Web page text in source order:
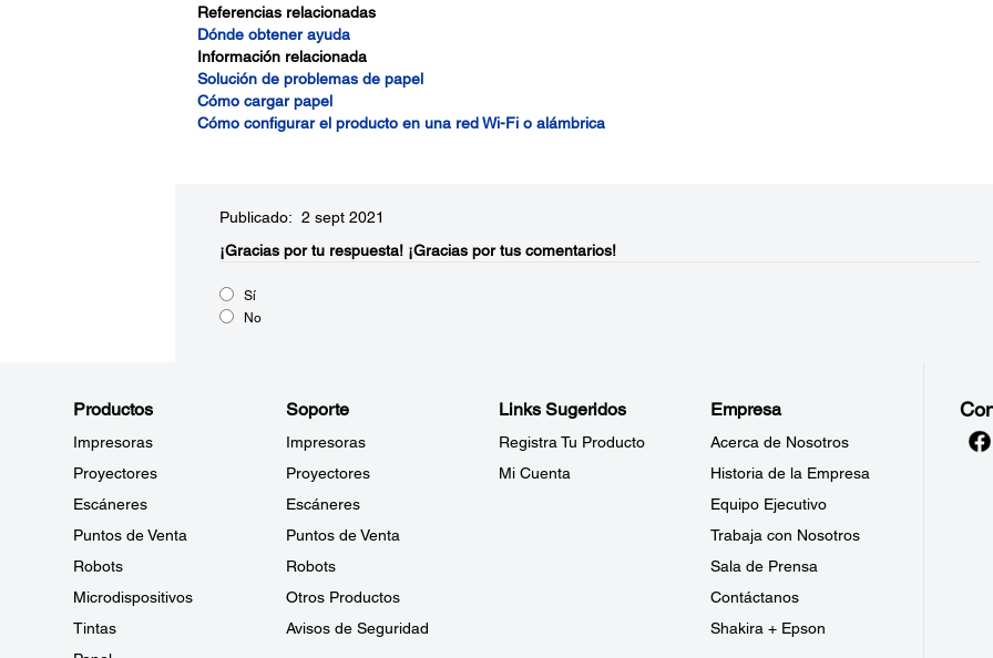
Referencias relacionadas
Dónde obtener ayuda
Información relacionada
Solución de problemas de papel
Cómo cargar papel
Cómo configurar el producto en una red Wi-Fi o alámbrica
Publicado: 2 sept 2021
¡Gracias por tu respuesta! ¡Gracias por tus comentarios!
Sí
No
Productos
Impresoras
Proyectores
Escáneres
Puntos de Venta
Robots
Microdispositivos
Tintas
Soporte
Impresoras
Proyectores
Escáneres
Puntos de Venta
Robots
Otros Productos
Avisos de Seguridad
Links Sugeridos
Registra Tu Producto
Mi Cuenta
Empresa
Acerca de Nosotros
Historia de la Empresa
Equipo Ejecutivo
Trabaja con Nosotros
Sala de Prensa
Contáctanos
Shakira + Epson